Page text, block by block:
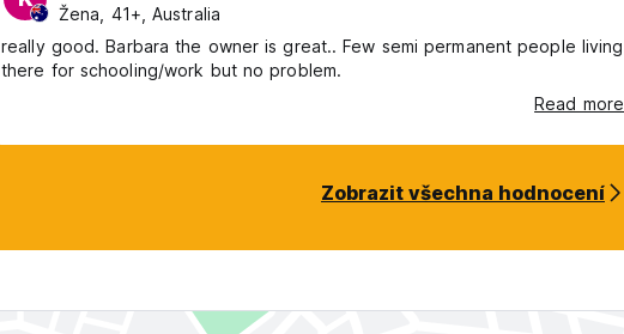
Žena, 41+, Australia
really good. Barbara the owner is great.. Few semi permanent people living
there for schooling/work but no problem.
Read more
Zobrazit všechna hodnocení